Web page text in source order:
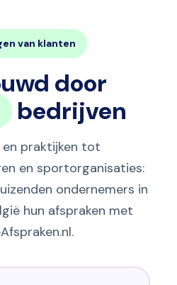
van klanten
door
bedrijven
en praktijken tot
en sportorganisaties:
ondernemers in
hun afspraken met